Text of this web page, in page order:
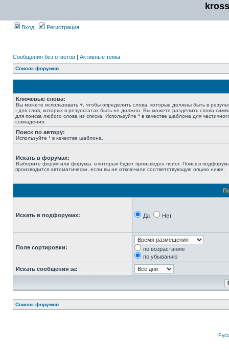
Вход Регистрация
Сообщения без ответов | Активные темы
Список форумов
Ключевые слова:
Вы можете использовать + , чтобы определить слова, которые должны быть в
- для слов, которых в результатах быть не должно. Вы можете разделить слова
для поиска любого слова из списка. Используйте * в качестве шаблона для
совпадения.
Поиск по автору:
Используйте * в качестве шаблона.
Искать в форумах:
Выберите форум или форумы, в которых будет произведен поиск. Поиск в
производится автоматически, если вы не отключили соответствующую опцию ниже.
Искать в подфорумах: Да Нет
Поле сортировки:
по возрастанию
по убыванию
Искать сообщения за:
Список форумов